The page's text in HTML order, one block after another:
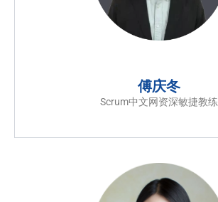
傅庆冬
Scrum中文网资深敏捷教练